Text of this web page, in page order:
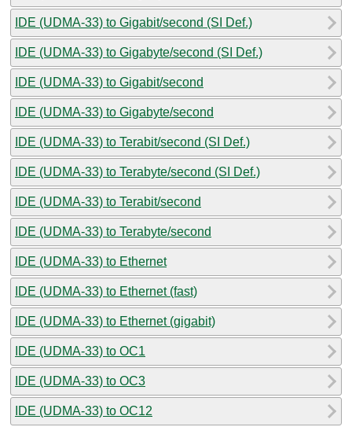
IDE (UDMA-33) to Gigabit/second (SI Def.)
IDE (UDMA-33) to Gigabyte/second (SI Def.)
IDE (UDMA-33) to Gigabit/second
IDE (UDMA-33) to Gigabyte/second
IDE (UDMA-33) to Terabit/second (SI Def.)
IDE (UDMA-33) to Terabyte/second (SI Def.)
IDE (UDMA-33) to Terabit/second
IDE (UDMA-33) to Terabyte/second
IDE (UDMA-33) to Ethernet
IDE (UDMA-33) to Ethernet (fast)
IDE (UDMA-33) to Ethernet (gigabit)
IDE (UDMA-33) to OC1
IDE (UDMA-33) to OC3
IDE (UDMA-33) to OC12